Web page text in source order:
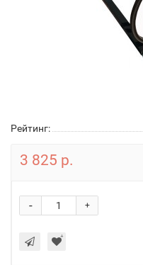
Рейтинг:
3 825 р.
+
-